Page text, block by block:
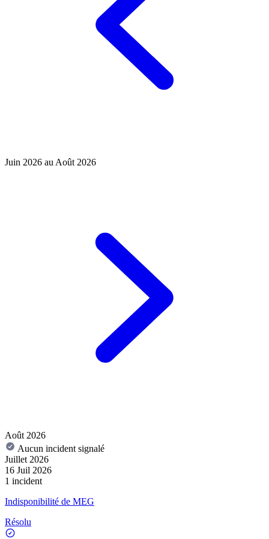
Juin 2026 au Août 2026
Août 2026
Aucun incident signalé
Juillet 2026
16 Juil 2026
1 incident
Indisponibilité de MEG
Résolu